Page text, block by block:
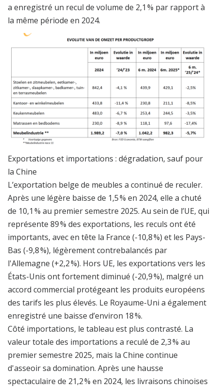
a enregistré un recul de volume de 2,1 % par rapport à
la même période en 2024.
Exportations et importations : dégradation, sauf pour
la Chine
L’exportation belge de meubles a continué de reculer.
Après une légère baisse de 1,5 % en 2024, elle a chuté
de 10,1 % au premier semestre 2025. Au sein de l’UE, qui
représente 89 % des exportations, les reculs ont été
importants, avec en tête la France (-10,8 %) et les Pays-
Bas (-9,8 %), légèrement contrebalancés par
l'Allemagne (+2,2 %). Hors UE, les exportations vers les
États-Unis ont fortement diminué (-20,9 %), malgré un
accord commercial protégeant les produits européens
des tarifs les plus élevés. Le Royaume-Uni a également
enregistré une baisse d’environ 18 %.
Côté importations, le tableau est plus contrasté. La
valeur totale des importations a reculé de 2,3 % au
premier semestre 2025, mais la Chine continue
d'asseoir sa domination. Après une hausse
spectaculaire de 21,2 % en 2024, les livraisons chinoises